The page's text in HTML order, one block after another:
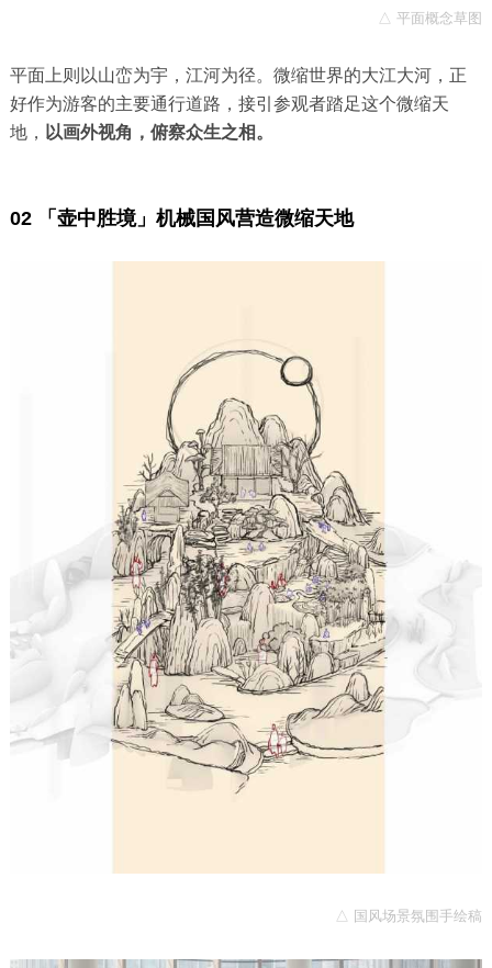
△ 平面概念草图
平面上则以山峦为宇，江河为径。微缩世界的大江大河，正
好作为游客的主要通行道路，接引参观者踏足这个微缩天
地， 以画外视角，俯察众生之相。
02 「壶中胜境」机械国风营造微缩天地
△ 国风场景氛围手绘稿